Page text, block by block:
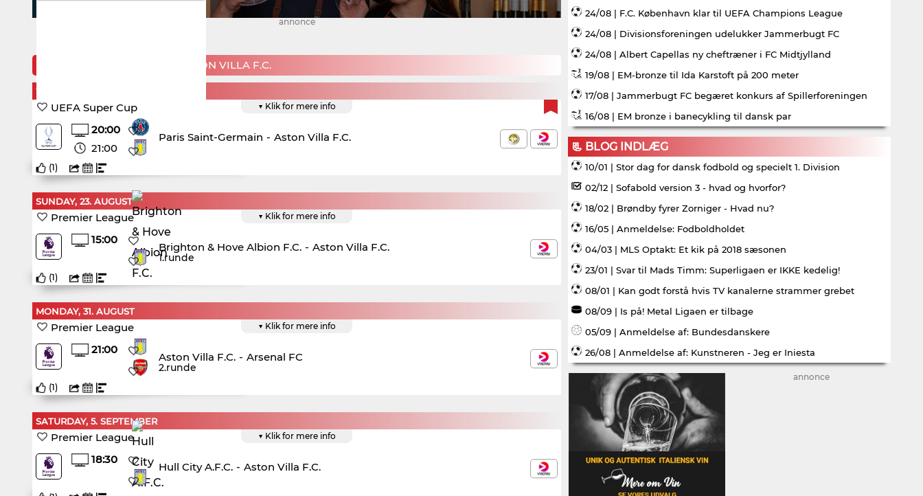
annonce
KOMMENDE KAMPE FOR ASTON VILLA F.C.
WEDNESDAY, 12. AUGUST
▼ Klik for mere info
UEFA Super Cup
20:00
21:00
Paris Saint-Germain - Aston Villa F.C.
(1)
SUNDAY, 23. AUGUST
▼ Klik for mere info
Premier League
15:00
Brighton & Hove Albion F.C. - Aston Villa F.C.
1.runde
(1)
MONDAY, 31. AUGUST
▼ Klik for mere info
Premier League
21:00
Aston Villa F.C. - Arsenal FC
2.runde
(1)
SATURDAY, 5. SEPTEMBER
▼ Klik for mere info
Premier League
18:30
Hull City A.F.C. - Aston Villa F.C.
24/08 | F.C. København klar til UEFA Champions League
24/08 | Divisionsforeningen udelukker Jammerbugt FC
24/08 | Albert Capellas ny cheftræner i FC Midtjylland
19/08 | EM-bronze til Ida Karstoft på 200 meter
17/08 | Jammerbugt FC begæret konkurs af Spillerforeningen
16/08 | EM bronze i banecykling til dansk par
📃 BLOG INDLÆG
10/01 | Stor dag for dansk fodbold og specielt 1. Division
02/12 | Sofabold version 3 - hvad og hvorfor?
18/02 | Brøndby fyrer Zorniger - Hvad nu?
16/05 | Anmeldelse: Fodboldholdet
04/03 | MLS Optakt: Et kik på 2018 sæsonen
23/01 | Svar til Mads Timm: Superligaen er IKKE kedelig!
08/01 | Kan godt forstå hvis TV kanalerne strammer grebet
08/09 | Is på! Metal Ligaen er tilbage
05/09 | Anmeldelse af: Bundesdanskere
26/08 | Anmeldelse af: Kunstneren - Jeg er Iniesta
annonce